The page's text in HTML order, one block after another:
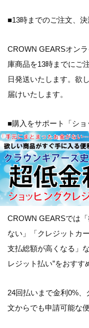
■13時までのご注文、
CROWN GEARSオン
庫商品を13時までにご
日発送いたします。欲
届けいたします。
■購入をサポート「シ
CROWN GEARSでは「
ない 」「クレジットカ
支払総額が高くなる 」
レジット払い”をおすす
24回払いまで金利0%
文からでも申請可能な